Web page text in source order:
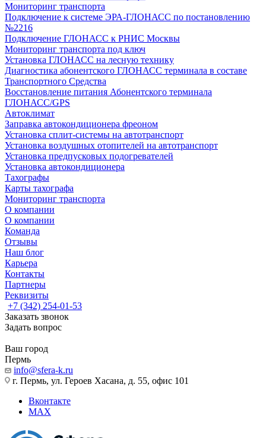
Мониторинг транспорта
Подключение к системе ЭРА-ГЛОНАСС по постановлению
№2216
Подключение ГЛОНАСС к РНИС Москвы
Мониторинг транспорта под ключ
Установка ГЛОНАСС на лесную технику
Диагностика абонентского ГЛОНАСС терминала в составе
Транспортного Средства
Восстановление питания Абонентского терминала
ГЛОНАСС/GPS
Автоклимат
Заправка автокондиционера фреоном
Установка сплит-системы на автотранспорт
Установка воздушных отопителей на автотранспорт
Установка предпусковых подогревателей
Установка автокондиционера
Тахографы
Карты тахографа
Мониторинг транспорта
О компании
О компании
Команда
Отзывы
Наш блог
Карьера
Контакты
Партнеры
Реквизиты
+7 (342) 254-01-53
Заказать звонок
Задать вопрос
Ваш город
Пермь
info@sfera-k.ru
г. Пермь, ул. Героев Хасана, д. 55, офис 101
Вконтакте
MAX